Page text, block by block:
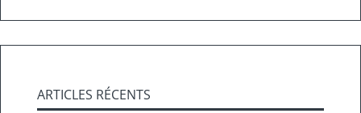
ARTICLES RÉCENTS